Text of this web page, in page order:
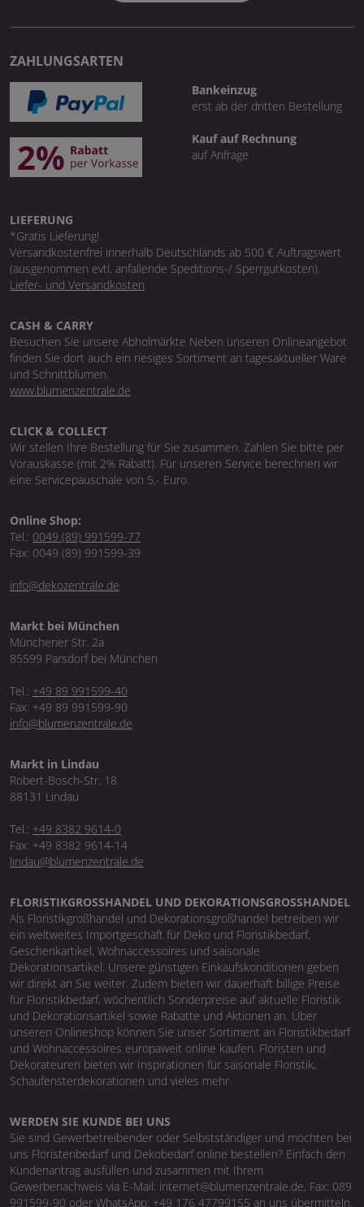
ZAHLUNGSARTEN
Bankeinzug
erst ab der dritten Bestellung
Kauf auf Rechnung
auf Anfrage
LIEFERUNG
*Gratis Lieferung!
Versandkostenfrei innerhalb Deutschlands ab 500 € Auftragswert
(ausgenommen evtl. anfallende Speditions-/ Sperrgutkosten).
Liefer- und Versandkosten
CASH & CARRY
Besuchen Sie unsere Abholmärkte Neben unseren Onlineangebot
finden Sie dort auch ein riesiges Sortiment an tagesaktueller Ware
und Schnittblumen.
www.blumenzentrale.de
CLICK & COLLECT
Wir stellen Ihre Bestellung für Sie zusammen. Zahlen Sie bitte per
Vorauskasse (mit 2% Rabatt). Für unseren Service berechnen wir
eine Servicepauschale von 5,- Euro.
Online Shop:
Tel.: 0049 (89) 991599-77
Fax: 0049 (89) 991599-39
info@dekozentrale.de
Markt bei München
Münchener Str. 2a
85599 Parsdorf bei München
Tel.: +49 89 991599-40
Fax: +49 89 991599-90
info@blumenzentrale.de
Markt in Lindau
Robert-Bosch-Str. 18
88131 Lindau
Tel.: +49 8382 9614-0
Fax: +49 8382 9614-14
lindau@blumenzentrale.de
FLORISTIKGROSSHANDEL UND DEKORATIONSGROSSHANDEL
Als Floristikgroßhandel und Dekorationsgroßhandel betreiben wir
ein weltweites Importgeschäft für Deko und Floristikbedarf,
Geschenkartikel, Wohnaccessoires und saisonale
Dekorationsartikel. Unsere günstigen Einkaufskonditionen geben
wir direkt an Sie weiter. Zudem bieten wir dauerhaft billige Preise
für Floristikbedarf, wöchentlich Sonderpreise auf aktuelle Floristik
und Dekorationsartikel sowie Rabatte und Aktionen an. Über
unseren Onlineshop können Sie unser Sortiment an Floristikbedarf
und Wohnaccessoires europaweit online kaufen. Floristen und
Dekorateuren bieten wir Inspirationen für saisonale Floristik,
Schaufensterdekorationen und vieles mehr.
WERDEN SIE KUNDE BEI UNS
Sie sind Gewerbetreibender oder Selbstständiger und möchten bei
uns Floristenbedarf und Dekobedarf online bestellen? Einfach den
Kundenantrag ausfüllen und zusammen mit Ihrem
Gewerbenachweis via E-Mail: internet@blumenzentrale.de, Fax: 089
991599-90 oder WhatsApp: +49 176 47799155 an uns übermitteln.